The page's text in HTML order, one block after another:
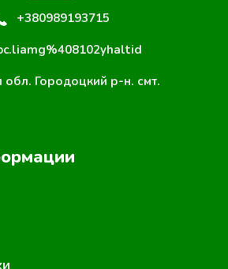
+380989193715
обл. Городоцкий р-н. смт.